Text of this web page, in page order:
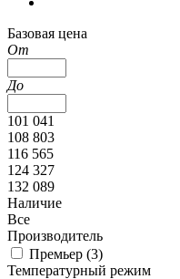
Базовая цена
От
До
101 041
108 803
116 565
124 327
132 089
Наличие
Все
Производитель
Премьер (3)
Температурный режим